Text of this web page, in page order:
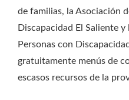
de familias, la Asociación
Discapacidad El Saliente
Personas con
gratuitamente menús de
escasos recursos de la